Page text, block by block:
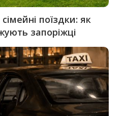
поїздки: як
запоріжці